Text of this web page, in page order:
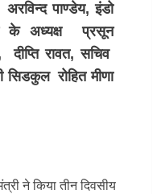
पाण्डेय, इंडो
के अध्यक्ष प्रसून
दीप्ति रावत, सचिव
सिडकुल रोहित मीणा
ने किया तीन दिवसीय